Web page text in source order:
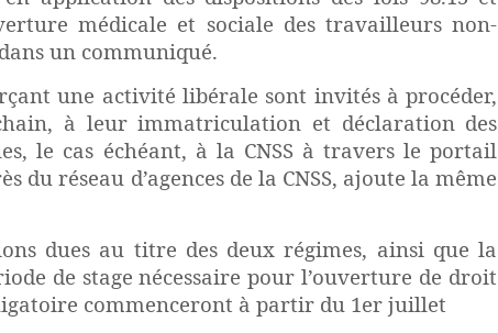
médicale et sociale des travailleurs non-
un communiqué.
une activité libérale sont invités à procéder,
à leur immatriculation et déclaration des
le cas échéant, à la CNSS à travers le portail
du réseau d’agences de la CNSS, ajoute la même
dues au titre des deux régimes, ainsi que la
de stage nécessaire pour l’ouverture de droit
commenceront à partir du 1er juillet